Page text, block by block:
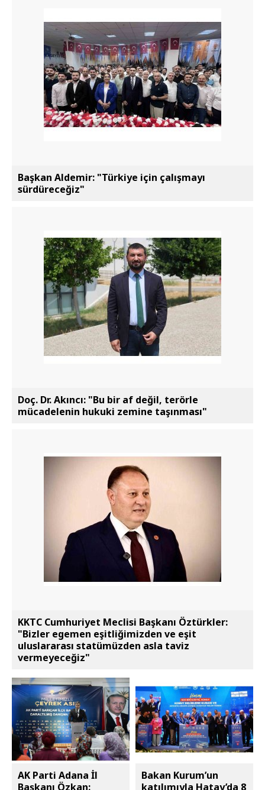
Başkan Aldemir: "Türkiye için çalışmayı
sürdüreceğiz"
Doç. Dr. Akıncı: "Bu bir af değil, terörle
mücadelenin hukuki zemine taşınması"
KKTC Cumhuriyet Meclisi Başkanı Öztürkler:
"Bizler egemen eşitliğimizden ve eşit
uluslararası statümüzden asla taviz
vermeyeceğiz"
AK Parti Adana İl
Başkanı Özkan:
Bakan Kurum’un
katılımıyla Hatay’da 8